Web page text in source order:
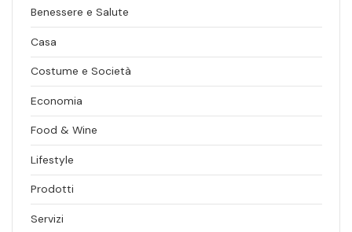
Benessere e Salute
Casa
Costume e Società
Economia
Food & Wine
Lifestyle
Prodotti
Servizi